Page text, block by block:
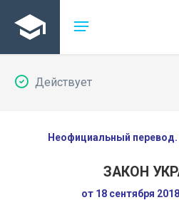
Действует
Неофициальный
ЗАКОН
от 18 сентября